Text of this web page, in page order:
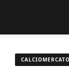
contenuto